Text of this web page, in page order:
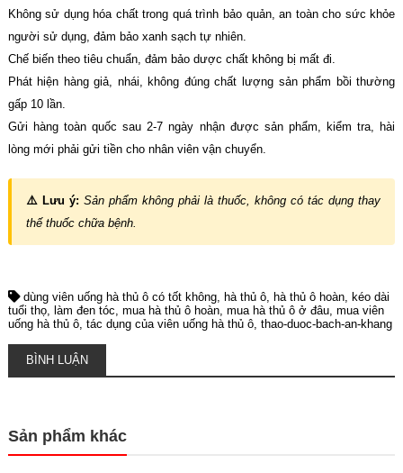
Không sử dụng hóa chất trong quá trình bảo quản, an toàn cho sức khỏe
người sử dụng, đảm bảo xanh sạch tự nhiên.
Chế biến theo tiêu chuẩn, đảm bảo dược chất không bị mất đi.
Phát hiện hàng giả, nhái, không đúng chất lượng sản phẩm bồi thường
gấp 10 lần.
Gửi hàng toàn quốc sau 2-7 ngày nhận được sản phẩm, kiểm tra, hài
lòng mới phải gửi tiền cho nhân viên vận chuyển.
⚠️ Lưu ý: Sản phẩm không phải là thuốc, không có tác dụng thay
thế thuốc chữa bệnh.
dùng viên uống hà thủ ô có tốt không hà thủ ô hà thủ ô hoàn
kéo dài
tuổi thọ
làm đen tóc mua hà thủ ô hoàn mua hà thủ ô ở đâu mua viên
uống hà thủ ô tác dụng của viên uống hà thủ ô thao-duoc-bach-an-khang
BÌNH LUẬN
Sản phẩm khác